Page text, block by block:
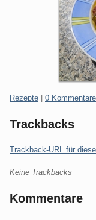
Kategorien:
Rezepte 0 Kommentare
Trackbacks
Trackback-URL für
Keine Trackbacks
Kommentare